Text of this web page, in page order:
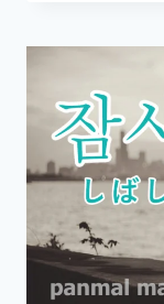
다」
味
と
使
い
方
計
る・